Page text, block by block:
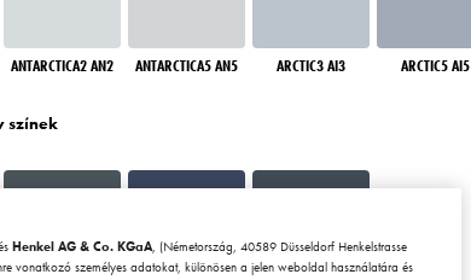
ANTARCTICA2 AN2 ANTARCTICA5 AN5 ARCTIC3 AI3 ARCTIC5 AI5
színek
Henkel AG & Co. KGaA, (Németország, 40589 Düsseldorf Henkelstrasse
vonatkozó személyes adatokat, különösen a jelen weboldal használatára és